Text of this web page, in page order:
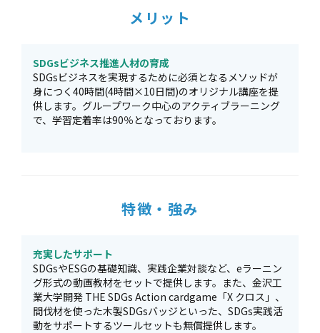
メリット
SDGsビジネス推進人材の育成
SDGsビジネスを実現するために必須となるメソッドが
身につく40時間(4時間×10日間)のオリジナル講座を提
供します。グループワーク中心のアクティブラーニング
で、学習定着率は90％となっております。
特徴・強み
充実したサポート
SDGsやESGの基礎知識、実践企業対談など、eラーニン
グ形式の動画教材をセットで提供します。また、金沢工
業大学開発 THE SDGs Action cardgame「X クロス」、
間伐材を使った木製SDGsバッジといった、SDGs実践活
動をサポートするツールセットも無償提供します。